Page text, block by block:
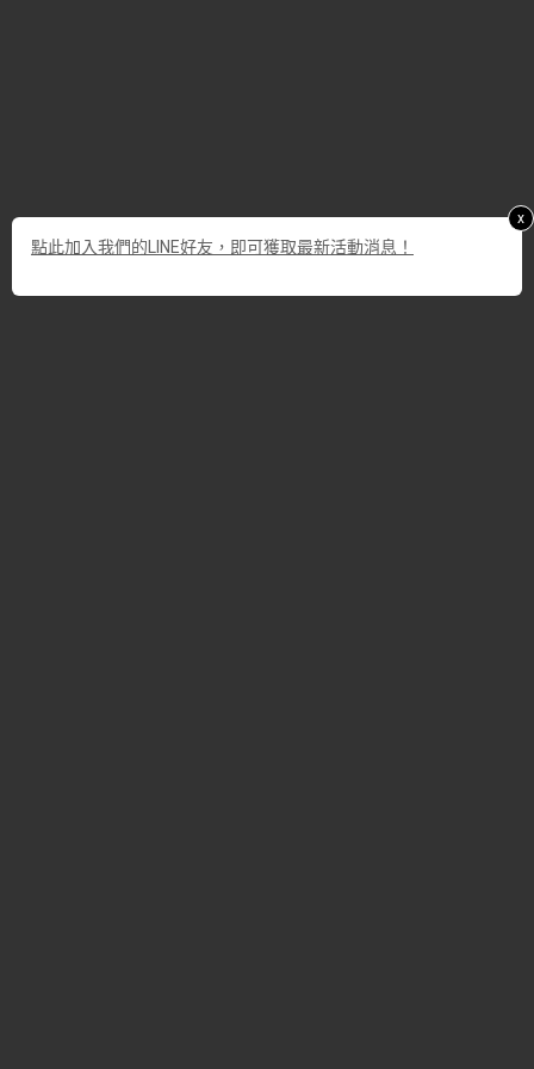
點此加入我們的LINE好友，即可獲取最新活動消息！
x